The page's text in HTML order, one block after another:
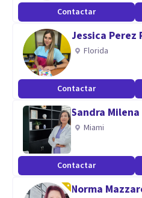
Contactar
Jessica Perez
Florida
Contactar
Sandra
Miami
Contactar
Norma